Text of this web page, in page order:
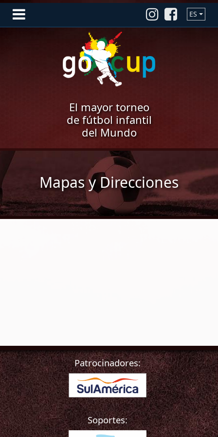
ES
El mayor torneo
de fútbol infantil
del Mundo
Mapas y Direcciones
Patrocinadores:
Soportes: